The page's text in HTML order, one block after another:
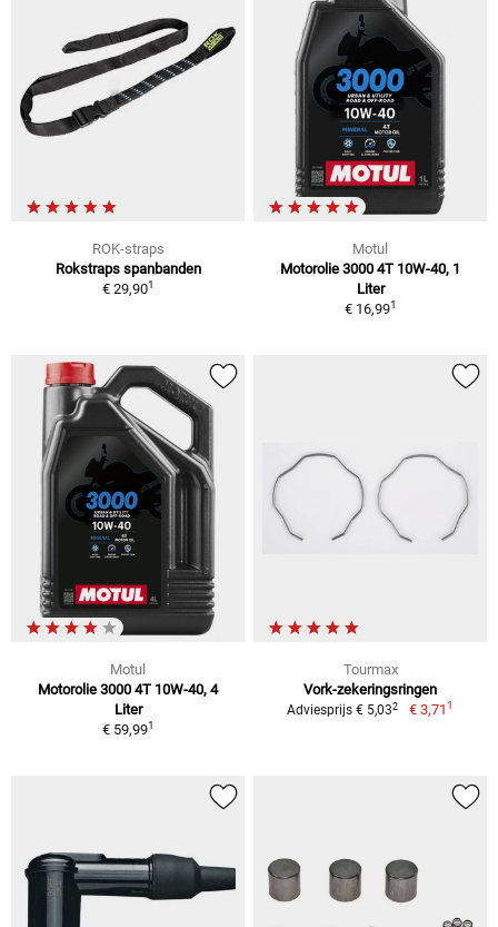
ROK-straps
Rokstraps spanbanden
€ 29,901
Motul
Motorolie 3000 4T 10W-40, 1
Liter
€ 16,991
Motul
Motorolie 3000 4T 10W-40, 4
Liter
€ 59,991
Tourmax
Vork-zekeringsringen
Adviesprijs € 5,032 € 3,711